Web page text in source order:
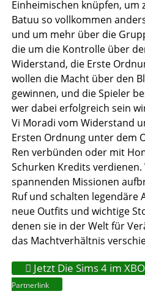
Einheimischen knüpfen, um
Batuu so vollkommen
und um mehr über die
die um die Kontrolle über
Widerstand, die Erste
wollen die Macht über den
gewinnen, und die Spieler
wer dabei erfolgreich sein
Vi Moradi vom Widerstand
Ersten Ordnung unter dem
Ren verbünden oder mit
Schurken Kredits verdienen.
spannenden Missionen
Ruf und schalten legendäre
neue Outfits und wichtige
denen sie in der Welt für
das Machtverhältnis
Jetzt Die Sims 4 im
Partnerlink